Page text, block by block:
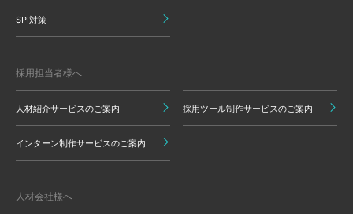
SPI対策
採用担当者様へ
人材紹介サービスのご案内 採用ツール制作サービスのご案内
インターン制作サービスのご案内
人材会社様へ